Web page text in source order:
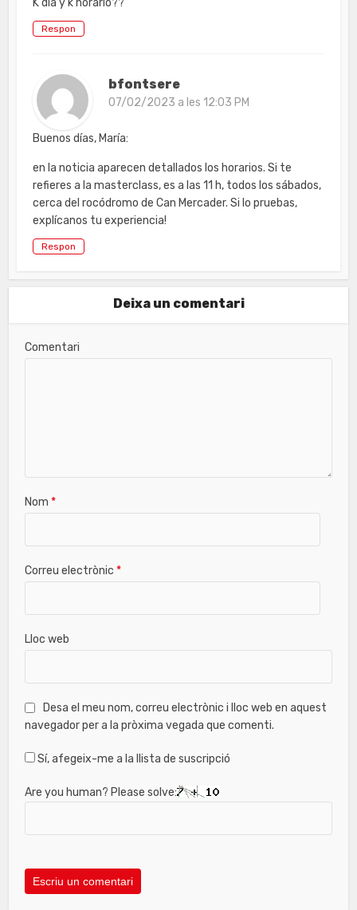
Respon
bfontsere
07/02/2023 a les 12:03 PM
Buenos días, María:
en la noticia aparecen detallados los horarios. Si te
refieres a la masterclass, es a las 11 h, todos los sábados,
cerca del rocódromo de Can Mercader. Si lo pruebas,
explícanos tu experiencia!
Respon
Deixa un comentari
Comentari
Nom*
Correu electrònic*
Lloc web
Desa el meu nom, correu electrònic i lloc web en aquest
navegador per a la pròxima vegada que comenti.
Sí, afegeix-me a la llista de suscripció
Are you human? Please solve: